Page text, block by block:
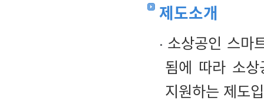
제도소개
소상공인 스마
됨에 따라 소
지원하는 제도